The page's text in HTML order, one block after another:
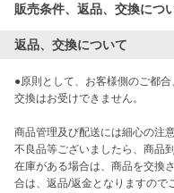
販売条件、返品、交換につ
返品、交換について
●原則として、お客様側のご都
交換はお受けできません。
商品管理及び配送には細心の注
不良品等ございましたら、商品
在庫がある場合は、商品を交換
合は、返品/返金となりますので